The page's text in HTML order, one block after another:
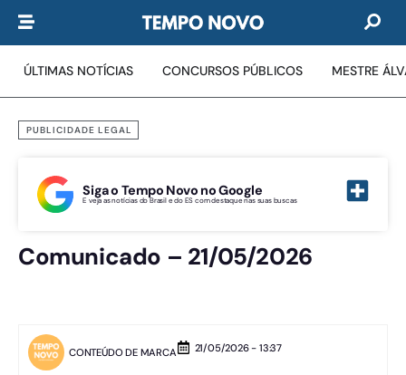
ÚLTIMAS NOTÍCIAS CONCURSOS PÚBLICOS MESTRE
PUBLICIDADE LEGAL
Siga o Tempo Novo no Google
E veja as notícias do Brasil e do ES com destaque nas suas buscas
Comunicado – 21/05/2026
CONTEÚDO DE MARCA 21/05/2026 - 13:37